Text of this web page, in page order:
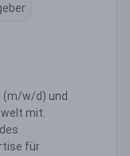
(m/w/d) und
mit.
für